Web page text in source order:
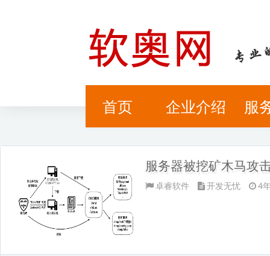
首页 企业介绍 服
开发无忧 企业转型
服务器被挖矿木马攻
卓睿软件 开发无忧 4